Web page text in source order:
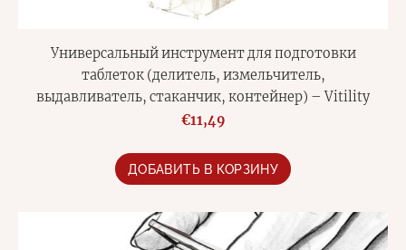
Универсальный инструмент для подготовки
таблеток (делитель, измельчитель,
выдавливатель, стаканчик, контейнер) – Vitility
€11,49
ДОБАВИТЬ В КОРЗИНУ